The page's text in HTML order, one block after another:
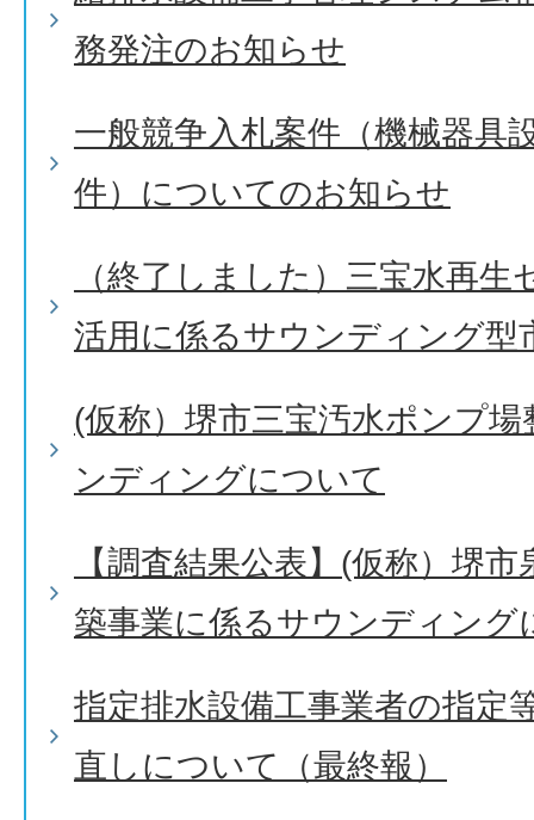
務発注のお知らせ
一般競争入札案件（機械器具
件）についてのお知らせ
（終了しました）三宝水再
活用に係るサウンディング型
(仮称）堺市三宝汚水ポンプ
ンディングについて
【調査結果公表】(仮称）堺
築事業に係るサウンディング
指定排水設備工事業者の指定
直しについて（最終報）